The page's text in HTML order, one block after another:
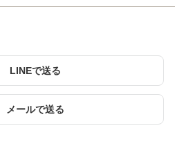
LINEで送る
メールで送る